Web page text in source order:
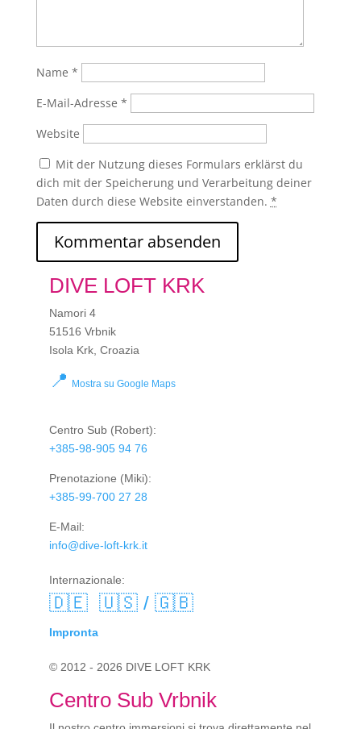
Name *
E-Mail-Adresse *
Website
Mit der Nutzung dieses Formulars erklärst du
dich mit der Speicherung und Verarbeitung deiner
Daten durch diese Website einverstanden. *
DIVE LOFT KRK
Namori 4
51516 Vrbnik
Isola Krk, Croazia
📍 Mostra su Google Maps
Centro Sub(Robert):
+385-98-905 94 76
Prenotazione (Miki):
+385-99-700 27 28
E-Mail:
info@dive-loft-krk.it
Internazionale:
🇩🇪 🇺🇸 / 🇬🇧
Impronta
© 2012 - 2026 DIVE LOFT KRK
Centro Sub Vrbnik